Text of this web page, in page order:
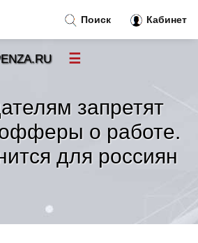
запретят
о работе.
для россиян
Поиск Кабинет
☰
»